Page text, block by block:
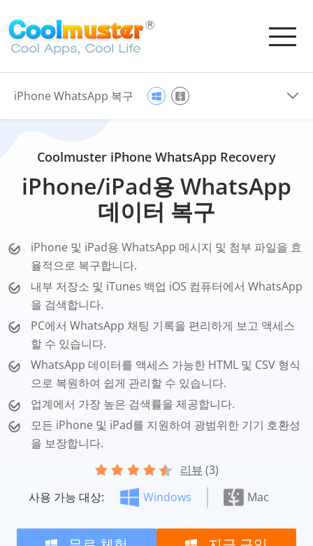
iPhone WhatsApp 복구
Coolmuster iPhone WhatsApp Recovery
iPhone/iPad용 WhatsApp
데이터 복구
iPhone 및 iPad용 WhatsApp 메시지 및 첨부 파일을 효
율적으로 복구합니다.
내부 저장소 및 iTunes 백업 iOS 컴퓨터에서 WhatsApp
을 검색합니다.
PC에서 WhatsApp 채팅 기록을 편리하게 보고 액세스
할 수 있습니다.
WhatsApp 데이터를 액세스 가능한 HTML 및 CSV 형식
으로 복원하여 쉽게 관리할 수 있습니다.
업계에서 가장 높은 검색률을 제공합니다.
모든 iPhone 및 iPad를 지원하여 광범위한 기기 호환성
을 보장합니다.
리뷰 (3)
사용 가능 대상:
Windows Mac